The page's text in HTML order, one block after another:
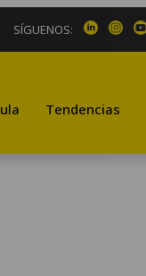
SÍGUENOS:
Tendencias